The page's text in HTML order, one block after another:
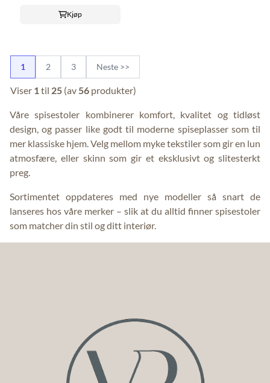
Kjøp
1 2 3 Neste >>
Viser 1 til 25(av 56produkter)
Våre spisestoler kombinerer komfort, kvalitet og tidløst
design, og passer like godt til moderne spiseplasser som til
mer klassiske hjem. Velg mellom myke tekstiler som gir en lun
atmosfære, eller skinn som gir et eksklusivt og slitesterkt
preg.
Sortimentet oppdateres med nye modeller så snart de
lanseres hos våre merker – slik at du alltid finner spisestoler
som matcher din stil og ditt interiør.